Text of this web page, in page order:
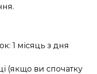
1 місяць з дня
(якщо ви спочатку